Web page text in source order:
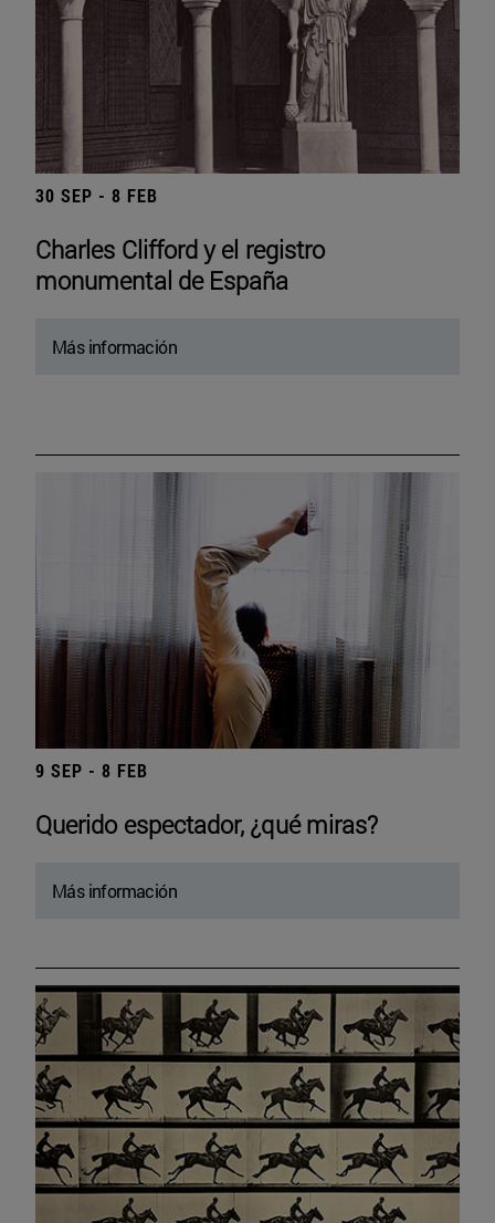
30 SEP - 8 FEB
Charles Clifford y el registro
monumental de España
Más información
9 SEP - 8 FEB
Querido espectador, ¿qué miras?
Más información